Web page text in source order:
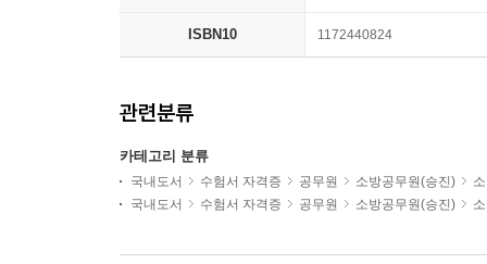
ISBN10 1172440824
관련분류
카테고리 분류
국내도서 수험서 자격증 공무원 소방공무원(승진)
국내도서
수험서 자격증 공무원 소방공무원(승진)